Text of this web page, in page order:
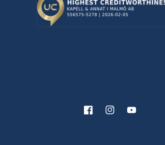
FacebookInstagramYouTube